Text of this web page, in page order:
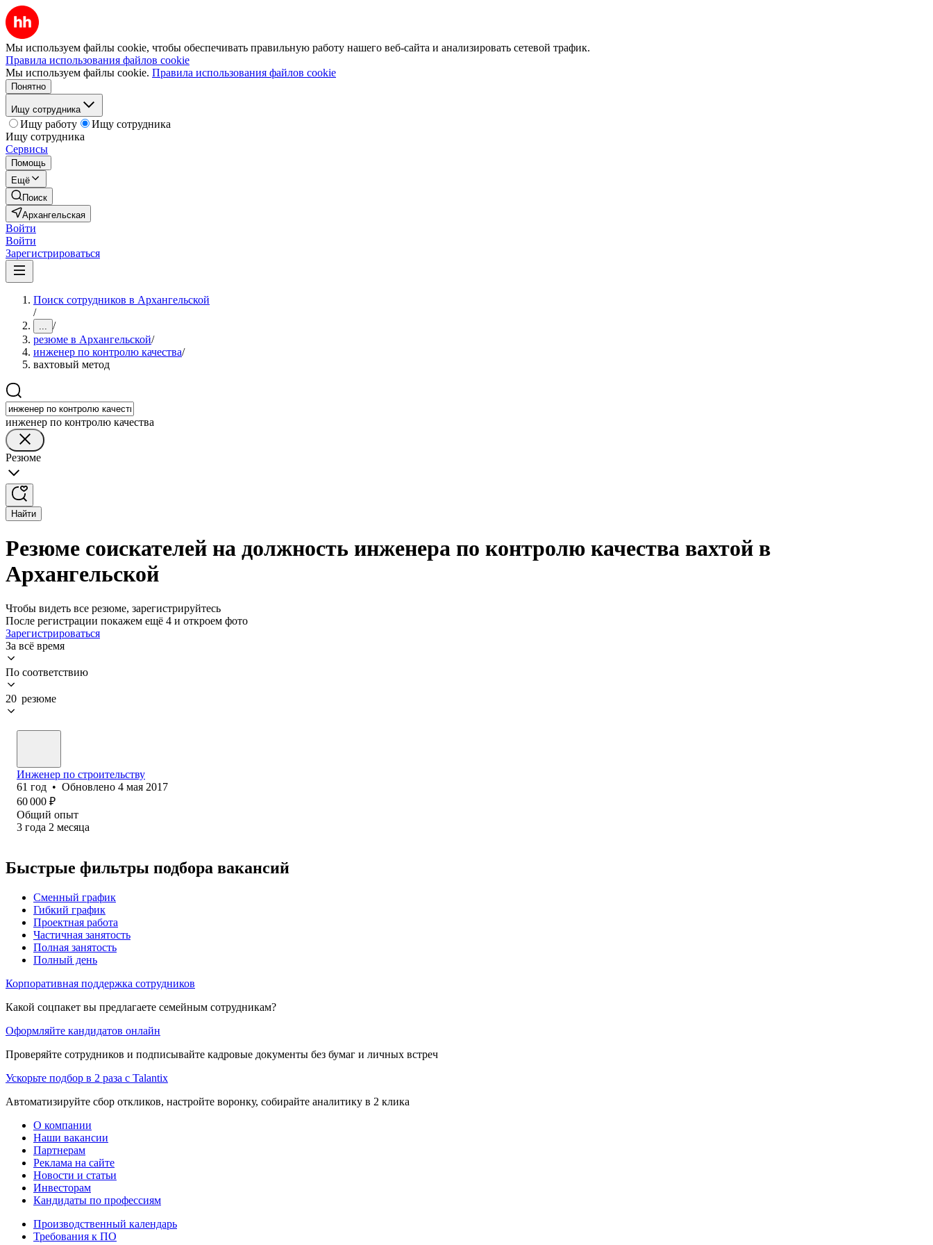
Мы используем файлы cookie, чтобы обеспечивать правильную работу нашего веб-сайта и анализировать сетевой трафик.
Правила использования файлов cookie
Мы используем файлы cookie. Правила использования файлов cookie
Понятно
Ищу сотрудника
Ищу работу
Ищу сотрудника
Ищу сотрудника
Сервисы
Помощь
Ещё
Поиск
Архангельская
Войти
Войти
Зарегистрироваться
Поиск сотрудников в Архангельской
/
... /
резюме в Архангельской/
инженер по контролю качества/
вахтовый метод
инженер по контролю качества
Резюме
Найти
Резюме соискателей на должность инженера по контролю качества вахтой в
Архангельской
Чтобы видеть все резюме, зарегистрируйтесь
После регистрации покажем ещё 4 и откроем фото
Зарегистрироваться
За всё время
По соответствию
20 резюме
Инженер по строительству
61 год • Обновлено 4 мая 2017
60 000 ₽
Общий опыт
3 года 2 месяца
Быстрые фильтры подбора вакансий
Сменный график
Гибкий график
Проектная работа
Частичная занятость
Полная занятость
Полный день
Корпоративная поддержка сотрудников
Какой соцпакет вы предлагаете семейным сотрудникам?
Оформляйте кандидатов онлайн
Проверяйте сотрудников и подписывайте кадровые документы без бумаг и личных встреч
Ускорьте подбор в 2 раза с Talantix
Автоматизируйте сбор откликов, настройте воронку, собирайте аналитику в 2 клика
О компании
Наши вакансии
Партнерам
Реклама на сайте
Новости и статьи
Инвесторам
Кандидаты по профессиям
Производственный календарь
Требования к ПО